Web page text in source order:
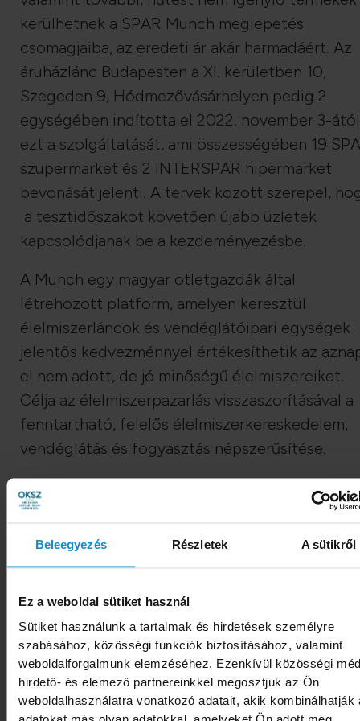
Beleegyezés Részletek A sütikről
Ez a weboldal sütiket használ
Sütiket használunk a tartalmak és hirdetések személyre
szabásához, közösségi funkciók biztosításához, valamint
weboldalforgalmunk elemzéséhez. Ezenkívül közösségi
hirdető- és elemező partnereinkkel megosztjuk az Ön
weboldalhasználatra vonatkozó adatait, akik kombinálhatják
kerülhetnek a SPAR Munch meglepetés
csomagjaiba, az eredeti ár akár harmadáért. Az
áruházlánc Budapesten a XI. kerületben 10,
Szegeden 9, Hódmezővásárhelyen pedig 2
egységében indította el 2022. november 3-ától
ezt a szolgáltatását, ami összességében 19
szupermarket és 2 INTERSPAR hipermarket
bevonását jelenti. A tervek között szerepel,
a tesztidőszakot követően újabb üzletek
kapcsolódjanak be a kezdeményezésbe.
A Munch egy magyar ötletgazdák által
létrehozott platform, amelyen keresztül
élelmiszerláncok és vendéglátóipari egységek
jelentős kedvezménnyel értékesíthetik az
el nem adott, de jó minőségű élelmiszereiket.
Célja az élelmiszerpazarlás visszaszorításával a
fenntartható, felelős élelmiszerkereskedelem,
vendéglátás és fogyasztás népszerűsítése.
Használata egyszerű: csak le kell foglalni a
kiválasztott csomagot az előzetesen
letölthető mobilalkalmazáson, vagy a honlapon
kiválasztott üzletben. A SPAR áruházaiban 4
csomagot lehet ilyen módon megmenteni –
többek között pékárukat, gyümölcsöket,
zöldségeket és hűtött árukat – mégpedig akár
66%-os kedvezménnyel. A nagyjából 3000